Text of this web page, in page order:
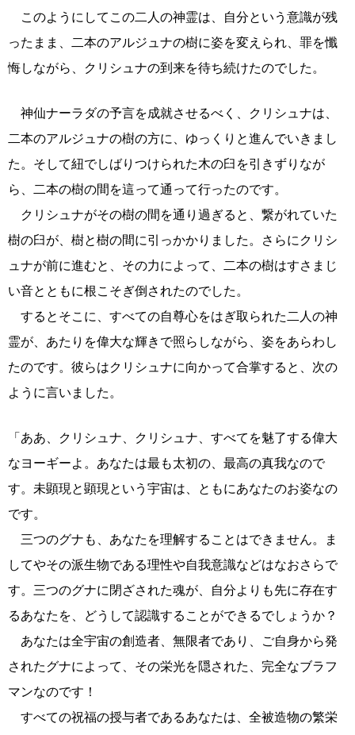
このようにしてこの二人の神霊は、自分という意識が残
ったまま、二本のアルジュナの樹に姿を変えられ、罪を懺
悔しながら、クリシュナの到来を待ち続けたのでした。
神仙ナーラダの予言を成就させるべく、クリシュナは、
二本のアルジュナの樹の方に、ゆっくりと進んでいきまし
た。そして紐でしばりつけられた木の臼を引きずりなが
ら、二本の樹の間を這って通って行ったのです。
クリシュナがその樹の間を通り過ぎると、繋がれていた
樹の臼が、樹と樹の間に引っかかりました。さらにクリシ
ュナが前に進むと、その力によって、二本の樹はすさまじ
い音とともに根こそぎ倒されたのでした。
するとそこに、すべての自尊心をはぎ取られた二人の神
霊が、あたりを偉大な輝きで照らしながら、姿をあらわし
たのです。彼らはクリシュナに向かって合掌すると、次の
ように言いました。
「ああ、クリシュナ、クリシュナ、すべてを魅了する偉大
なヨーギーよ。あなたは最も太初の、最高の真我なので
す。未顕現と顕現という宇宙は、ともにあなたのお姿なの
です。
三つのグナも、あなたを理解することはできません。ま
してやその派生物である理性や自我意識などはなおさらで
す。三つのグナに閉ざされた魂が、自分よりも先に存在す
るあなたを、どうして認識することができるでしょうか？
あなたは全宇宙の創造者、無限者であり、ご自身から発
されたグナによって、その栄光を隠された、完全なブラフ
マンなのです！
すべての祝福の授与者であるあなたは、全被造物の繁栄